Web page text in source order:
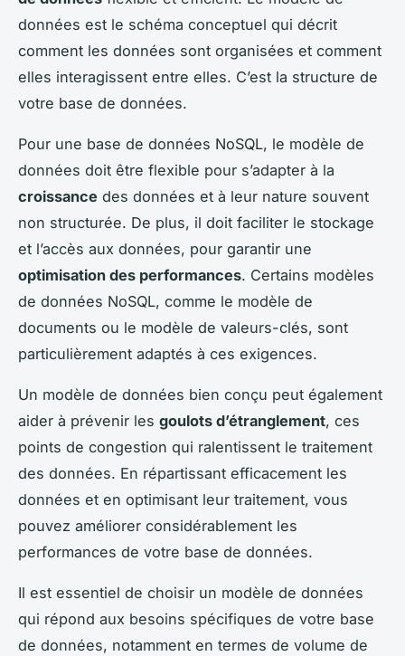
données est le schéma conceptuel qui décrit
comment les données sont organisées et comment
elles interagissent entre elles. C’est la structure de
votre base de données.
Pour une base de données NoSQL, le modèle de
données doit être flexible pour s’adapter à la
croissance des données et à leur nature souvent
non structurée. De plus, il doit faciliter le stockage
et l’accès aux données, pour garantir une
optimisation des performances. Certains modèles
de données NoSQL, comme le modèle de
documents ou le modèle de valeurs-clés, sont
particulièrement adaptés à ces exigences.
Un modèle de données bien conçu peut également
aider à prévenir les goulots d’étranglement, ces
points de congestion qui ralentissent le traitement
des données. En répartissant efficacement les
données et en optimisant leur traitement, vous
pouvez améliorer considérablement les
performances de votre base de données.
Il est essentiel de choisir un modèle de données
qui répond aux besoins spécifiques de votre base
de données, notamment en termes de volume de